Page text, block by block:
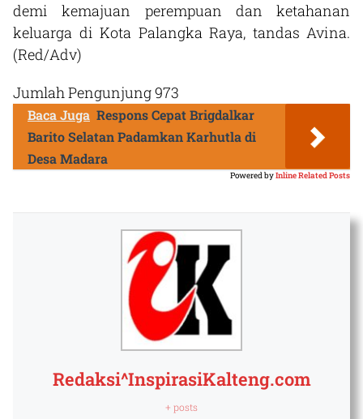
demi kemajuan perempuan dan ketahanan
keluarga di Kota Palangka Raya, tandas Avina.
(Red/Adv)
Jumlah Pengunjung973
Baca Juga Respons Cepat Brigdalkar
Barito Selatan Padamkan Karhutla di
Desa Madara
Powered byInline Related Posts
Redaksi^InspirasiKalteng.com
+ posts